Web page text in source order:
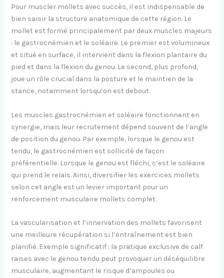
Pour muscler mollets avec succès, il est indispensable de
bien saisir la structure anatomique de cette région. Le
mollet est formé principalement par deux muscles majeurs
: le gastrocnémien et le soléaire. Le premier est volumineux
et situé en surface, il intervient dans la flexion plantaire du
pied et dans la flexion du genou. Le second, plus profond,
joue un rôle crucial dans la posture et le maintien de la
stance, notamment lorsqu’on est debout.
Les muscles gastrocnémien et soléaire fonctionnent en
synergie, mais leur recrutement dépend souvent de l’angle
de position du genou. Par exemple, lorsque le genou est
tendu, le gastrocnémien est sollicité de façon
préférentielle. Lorsque le genou est fléchi, c’est le soléaire
qui prend le relais. Ainsi, diversifier les exercices mollets
selon cet angle est un levier important pour un
renforcement musculaire mollets complet.
La vascularisation et l’innervation des mollets favorisent
une meilleure récupération si l’entraînement est bien
planifié. Exemple significatif : la pratique exclusive de calf
raises avec le genou tendu peut provoquer un déséquilibre
musculaire, augmentant le risque d’ampoules ou